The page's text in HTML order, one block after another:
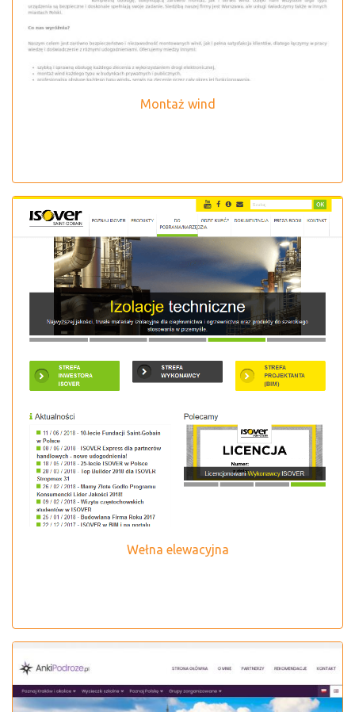
Montaż wind
Wełna elewacyjna